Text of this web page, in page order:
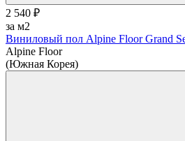
2 540 ₽
за м2
Виниловый пол Alpine Floor Grand
Alpine Floor
(Южная Корея)